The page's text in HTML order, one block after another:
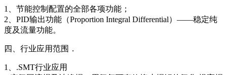
1、节能控制配置的全部各项功能；
2、PID输出功能（Proportion Integral Differential）——稳定纯
度及流量功能。
四、行业应用范围．
1、.SMT行业应用